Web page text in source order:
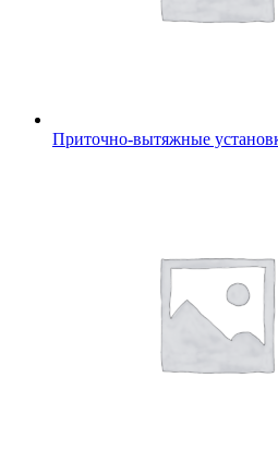
Приточно-вытяжные